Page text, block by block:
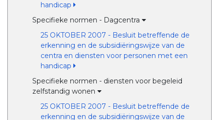
handicap
Specifieke normen - Dagcentra
25 OKTOBER 2007 - Besluit betreffende de
erkenning en de subsidiëringswijze van de
centra en diensten voor personen met een
handicap
Specifieke normen - diensten voor begeleid
zelfstandig wonen
25 OKTOBER 2007 - Besluit betreffende de
erkenning en de subsidiëringswijze van de